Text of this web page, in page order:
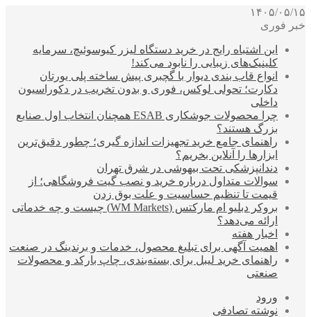
۱۴۰۵/۰۵/۱۵
خبر فوری
این اشتباه رایج در خرید دستگاه لیزر کیوسوئیچ، سرمایه
کلینیک‌های زیبایی را نابود می‌کند!
انواع قاب بندی دیوار با گچبری پیش ساخته پلی یورتان
دکارت؛ تحولی لوکس، فوری و بدون تخریب در دکوراسیون
داخلی
چرا محصولات جوشکاری ESAB همچنان انتخاب اول صنایع
بزرگ هستند؟
راهنمای جامع خرید تجهیزات اندازه گیری؛ چطور دقیق‌ترین
ابزارها را آنلاین بخریم؟
دندانپزشکی تحت بیهوشی در شرق تهران
سوالات متداول درباره خرید و نصب گیت فروشگاهی؛ از
قیمت تا تنظیم حساسیت و علت بوق زدن
بروکر دبلیو ام مارکتس (WM Markets) چیست و چه خدماتی
ارائه می‌دهد؟
اخبار هفته
اهمیت آگهی برای تبلیغ محصول، خدمات و برندینگ در صنعت
راهنمای خرید لیبل برای بسته‌بندی، چاپ بارکد و محصولات
صنعتی
ورود
نوشته تصادفی